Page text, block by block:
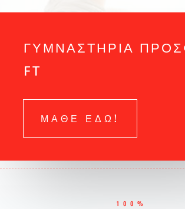
ΓΥΜΝΑΣΤΗΡΙΑ
FT
ΜΑΘΕ ΕΔΩ!
100%